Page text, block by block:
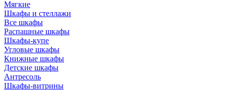
Мягкие
Шкафы и стеллажи
Все шкафы
Распашные шкафы
Шкафы-купе
Угловые шкафы
Книжные шкафы
Детские шкафы
Антресоль
Шкафы-витрины